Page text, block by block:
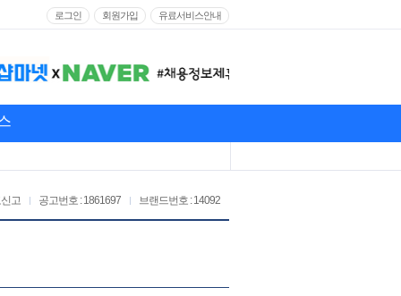
로그인 회원가입 유료서비스안내
브랜드번호 : 14092
공고번호 : 1861697
고